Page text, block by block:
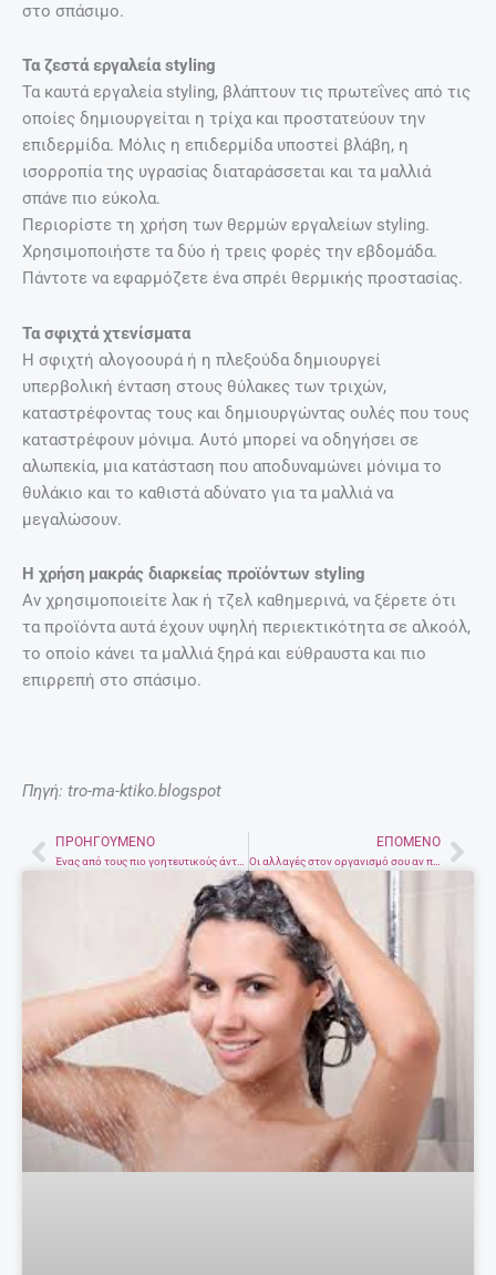
στο σπάσιμο.
Τα ζεστά εργαλεία styling
Τα καυτά εργαλεία styling, βλάπτουν τις πρωτεΐνες από τις
οποίες δημιουργείται η τρίχα και προστατεύουν την
επιδερμίδα. Μόλις η επιδερμίδα υποστεί βλάβη, η
ισορροπία της υγρασίας διαταράσσεται και τα μαλλιά
σπάνε πιο εύκολα.
Περιορίστε τη χρήση των θερμών εργαλείων styling.
Χρησιμοποιήστε τα δύο ή τρεις φορές την εβδομάδα.
Πάντοτε να εφαρμόζετε ένα σπρέι θερμικής προστασίας.
Τα σφιχτά χτενίσματα
Η σφιχτή αλογοουρά ή η πλεξούδα δημιουργεί
υπερβολική ένταση στους θύλακες των τριχών,
καταστρέφοντας τους και δημιουργώντας ουλές που τους
καταστρέφουν μόνιμα. Αυτό μπορεί να οδηγήσει σε
αλωπεκία, μια κατάσταση που αποδυναμώνει μόνιμα το
θυλάκιο και το καθιστά αδύνατο για τα μαλλιά να
μεγαλώσουν.
Η χρήση μακράς διαρκείας προϊόντων styling
Αν χρησιμοποιείτε λακ ή τζελ καθημερινά, να ξέρετε ότι
τα προϊόντα αυτά έχουν υψηλή περιεκτικότητα σε αλκοόλ,
το οποίο κάνει τα μαλλιά ξηρά και εύθραυστα και πιο
επιρρεπή στο σπάσιμο.
Πηγή: tro-ma-ktiko.blogspot
PrevΠΡΟΗΓΟΎΜΕΝΟ ΕΠΌΜΕΝΟ
Οι αλλαγές στον οργανισμό σου αν πίνεις μόνο νερό